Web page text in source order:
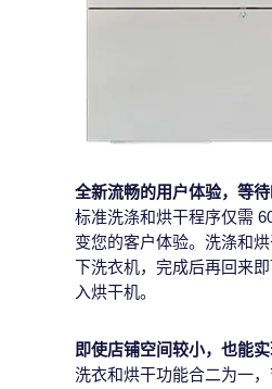
全新流畅的用户体验，等
标准洗涤和烘干程序仅需
变您的客户体验。洗涤和
下洗衣机，完成后再回来
入烘干机。
即使店铺空间较小，也能
洗衣和烘干功能合二为一